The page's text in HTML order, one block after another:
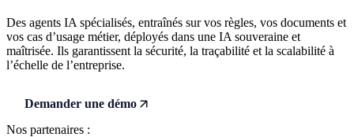
Des agents IA spécialisés, entraînés sur vos règles, vos documents et
vos cas d’usage métier, déployés dans une IA souveraine et
maîtrisée. Ils garantissent la sécurité, la traçabilité et la scalabilité à
l’échelle de l’entreprise.
Demander une démo
Nos partenaires :